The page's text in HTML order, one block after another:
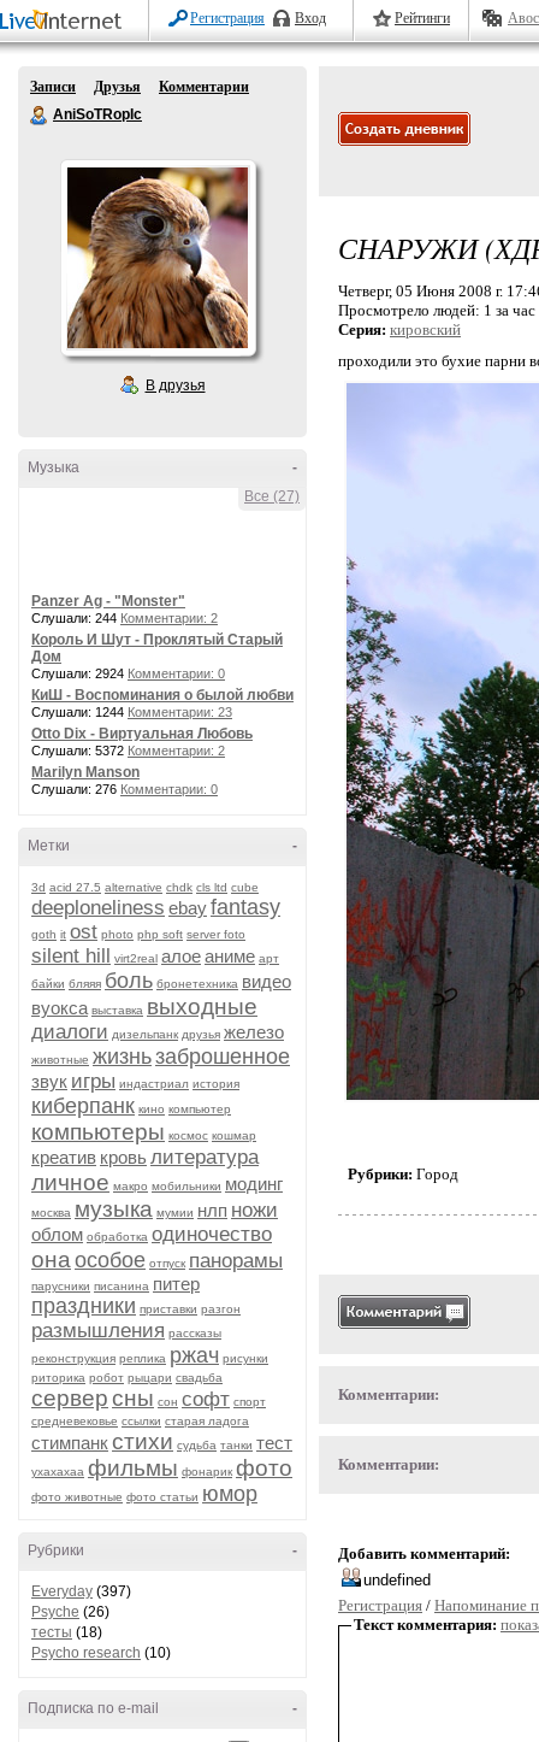
Регистрация Вход Рейтинги
Записи Друзья
Комментарии
AniSoTRopIc
В друзья
-
Музыка
Все (27)
Panzer Ag - "Monster"
Слушали: 244 Комментарии: 2
Король И Шут - Проклятый Старый
Дом
Слушали: 2924 Комментарии: 0
КиШ - Воспоминания о былой любви
Слушали: 1244 Комментарии: 23
Otto Dix - Виртуальная Любовь
Слушали: 5372 Комментарии: 2
Marilyn Manson
Слушали: 276 Комментарии: 0
-
Метки
3d acid 27.5 alternative chdk cls ltd cube
deeploneliness ebayfantasy
goth it ost photo php soft server foto
silent hill virt2real алоеаниме арт
байки бляяя боль бронетехника видео
вуокса выставка выходные
диалоги дизельпанк друзья железо
животные жизньзаброшенное
звук игры индастриал история
киберпанк кино компьютер
компьютеры космос кошмар
креатив кровьлитература
личное макро мобильники модинг
москва музыка мумии нлп ножи
облом обработка одиночество
она особое отпуск панорамы
парусники писанина питер
праздники приставки разгон
размышления рассказы
реконструкция реплика ржач рисунки
риторика робот рыцари свадьба
серверсны сон софт спорт
средневековье ссылки старая ладога
стимпанкстихи судьба танки тест
ухахахаа фильмы фонарик фото
фото животные фото статьи юмор
-
Рубрики
Everyday (397)
Psyche (26)
тесты (18)
Psycho research (10)
-
Подписка по e-mail
СНАРУЖИ
Четверг, 05 Июня 2008 г.
Просмотрело людей: 1 за
Серия: кировский
проходили это бухие парни
Рубрики: Город
Комментарии:
Комментарии:
Добавить комментарий:
Регистрация / Напоминание
Текст комментария: